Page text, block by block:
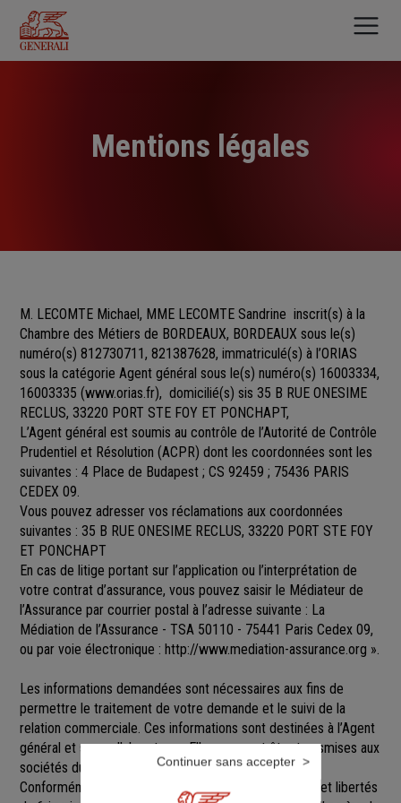
contenu
principal
Mentions légales
M. LECOMTE Michael, MME LECOMTE Sandrine inscrit(s) à la
Chambre des Métiers de BORDEAUX, BORDEAUX sous le(s)
numéro(s) 812730711, 821387628, immatriculé(s) à l’ORIAS
sous la catégorie Agent général sous le(s) numéro(s) 16003334,
16003335 (www.orias.fr), domicilié(s) sis 35 B RUE ONESIME
RECLUS, 33220 PORT STE FOY ET PONCHAPT,
L’Agent général est soumis au contrôle de l’Autorité de Contrôle
Prudentiel et Résolution (ACPR) dont les coordonnées sont les
suivantes : 4 Place de Budapest ; CS 92459 ; 75436 PARIS
CEDEX 09.
Vous pouvez adresser vos réclamations aux coordonnées
suivantes : 35 B RUE ONESIME RECLUS, 33220 PORT STE FOY
ET PONCHAPT
En cas de litige portant sur l’application ou l’interprétation de
votre contrat d’assurance, vous pouvez saisir le Médiateur de
l’Assurance par courrier postal à l’adresse suivante : La
Médiation de l’Assurance - TSA 50110 - 75441 Paris Cedex 09,
ou par voie électronique : http://www.mediation-assurance.org ».
Les informations demandées sont nécessaires aux fins de
permettre le traitement de votre demande et le suivi de la
relation commerciale. Ces informations sont destinées à l’Agent
général et ses collaborateurs. Elles pourront être transmises aux
sociétés du groupe GENERALI.
Conformément aux dispositions de la loi Informatique et libertés
Continuer sans accepter